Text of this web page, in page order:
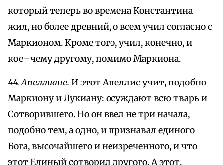
который теперь во времена Константина
жил, но более древний, о всем учил согласно с
Маркионом. Кроме того, учил, конечно, и
кое–чему другому, помимо Маркиона.
44. Апеллиане. И этот Апеллис учит, подобно
Маркиону и Лукиану: осуждают всю тварь и
Сотворившего. Но он ввел не три начала,
подобно тем, а одно, и признавал единого
Бога, высочайшего и неизреченного, и что
этот Единый сотворил другого. А этот,